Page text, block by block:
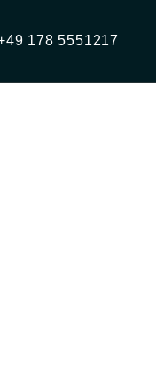
178 5551217